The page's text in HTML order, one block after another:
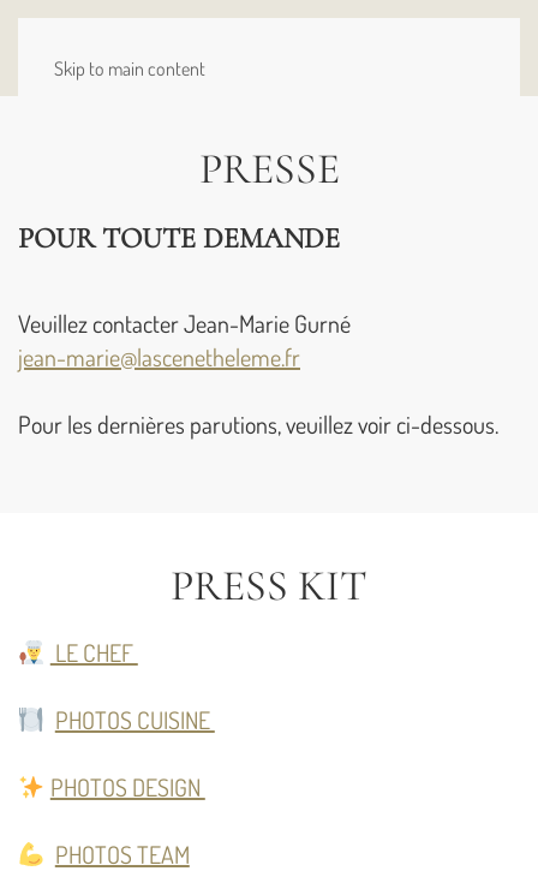
Skip to main content
PRESSE
POUR TOUTE DEMANDE
Veuillez contacter Jean-Marie Gurné
jean-marie@lascenetheleme.fr
Pour les dernières parutions, veuillez voir ci-dessous.
PRESS KIT
LE CHEF
PHOTOS CUISINE
PHOTOS DESIGN
PHOTOS TEAM